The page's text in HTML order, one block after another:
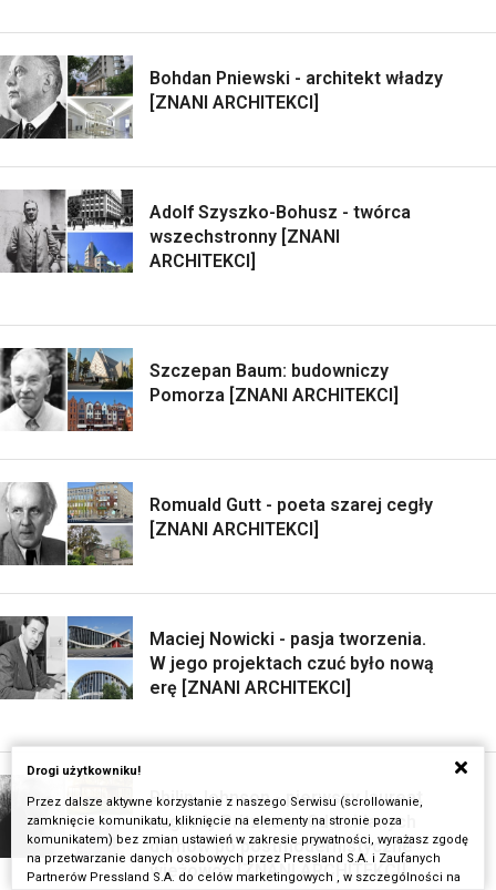
Bohdan Pniewski - architekt władzy
[ZNANI ARCHITEKCI]
Adolf Szyszko-Bohusz - twórca
wszechstronny [ZNANI
ARCHITEKCI]
Szczepan Baum: budowniczy
Pomorza [ZNANI ARCHITEKCI]
Romuald Gutt - poeta szarej cegły
[ZNANI ARCHITEKCI]
Maciej Nowicki - pasja tworzenia.
W jego projektach czuć było nową
erę [ZNANI ARCHITEKCI]
Philip Johnson - pierwszy laureat
nagrody Pritzkera. Od szklanych
domów po postmodernistyczne
wieżowce [ZNANI ARCHITEKCI]
Drogi użytkowniku!
Przez dalsze aktywne korzystanie z naszego Serwisu (scrollowanie,
zamknięcie komunikatu, kliknięcie na elementy na stronie poza
komunikatem) bez zmian ustawień w zakresie prywatności, wyrażasz zgodę
na przetwarzanie danych osobowych przez Pressland S.A. i Zaufanych
Partnerów Pressland S.A. do celów marketingowych , w szczególności na